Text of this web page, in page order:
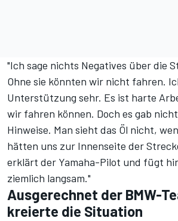
"Ich sage nichts Negatives über die
Ohne sie könnten wir nicht fahren.
Unterstützung sehr. Es ist harte
wir fahren können. Doch es gab
Hinweise. Man sieht das Öl nicht,
hätten uns zur Innenseite der
erklärt der Yamaha-Pilot und fügt
ziemlich langsam."
Ausgerechnet der BMW-
kreierte die Situation